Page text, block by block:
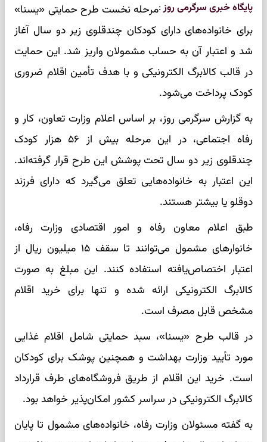
پایگاه خبری سرگرمی روز:مرحله نخست طرح حمایتی «یسنا»
برای خانواده‌های دارای کودکان چندقلوی زیر دو سال آغاز
شد و اعتبار آن به حساب مشمولان واریز شد. این حمایت
در قالب کالابرگ الکترونیکی و با هدف تأمین اقلام ضروری
کودک پرداخت می‌شود.
به گزارش سرگرمی روز، بر اساس اعلام وزارت تعاون، کار و
رفاه اجتماعی، در این مرحله بیش از ۵۶ هزار کودک
چندقلوی زیر دو سال تحت پوشش این طرح قرار گرفته‌اند.
این اعتبار به خانواده‌هایی تعلق می‌گیرد که دارای فرزند
دوقلو یا بیشتر هستند.
طبق اعلام معاون رفاه و امور اقتصادی وزارت رفاه،
خانوارهای مشمول می‌توانند تا سقف ۱۵ میلیون ریال از
اعتبار اختصاص‌یافته استفاده کنند. این مبلغ به صورت
کالابرگ الکترونیکی ارائه شده و تنها برای خرید اقلام
مشخص قابل مصرف است.
در قالب طرح «یسنا»، سبد حمایتی شامل اقلام غذایی
مورد تأیید وزارت بهداشت و همچنین پوشک برای کودکان
است. خرید این اقلام از طریق فروشگاه‌های طرف قرارداد
کالابرگ الکترونیکی در سراسر کشور امکان‌پذیر خواهد بود.
به گفته مسئولان وزارت رفاه، خانواده‌های مشمول تا پایان